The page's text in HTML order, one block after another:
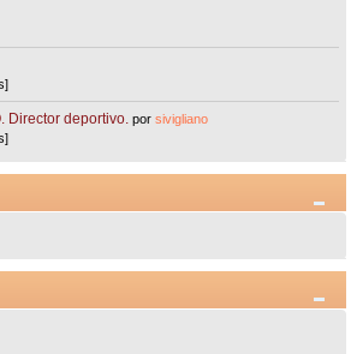
Director deportivo. porsivigliano